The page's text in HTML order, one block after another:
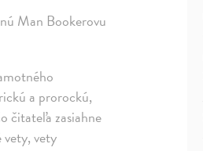
Man Bookerovu
a prorockú,
čitateľa zasiahne
vety, vety